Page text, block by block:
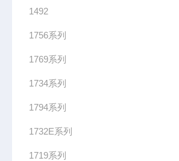
1492
1756系列
1769系列
1734系列
1794系列
1732E系列
1719系列